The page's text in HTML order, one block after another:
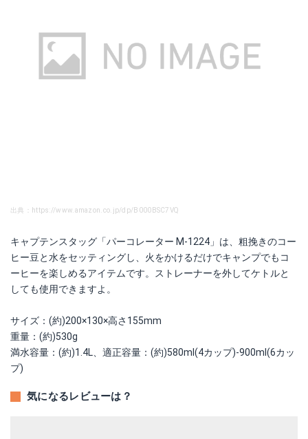
出典：https://www.amazon.co.jp/dp/B000BSC7VQ
キャプテンスタッグ「パーコレーター M-1224」は、粗挽きのコー
ヒー豆と水をセッティングし、火をかけるだけでキャンプでもコ
ーヒーを楽しめるアイテムです。ストレーナーを外してケトルと
しても使用できますよ。
サイズ：(約)200×130×高さ155mm
重量：(約)530g
満水容量：(約)1.4L、適正容量：(約)580ml(4カップ)-900ml(6カッ
プ)
気になるレビューは？